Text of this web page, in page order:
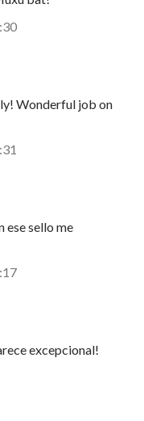
Wonderful job on
ese sello me
excepcional!